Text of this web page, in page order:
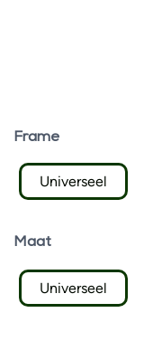
Frame
Universeel
Maat
Universeel